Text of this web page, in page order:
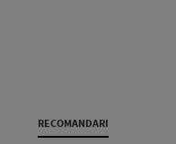
RECOMANDARI